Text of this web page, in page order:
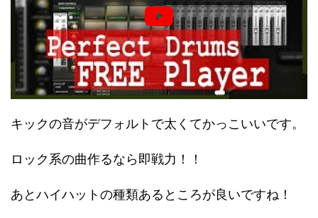
キックの音がデフォルトで太くてかっこいいです。
ロック系の曲作るなら即戦力！！
あとハイハットの種類あるところが良いですね！